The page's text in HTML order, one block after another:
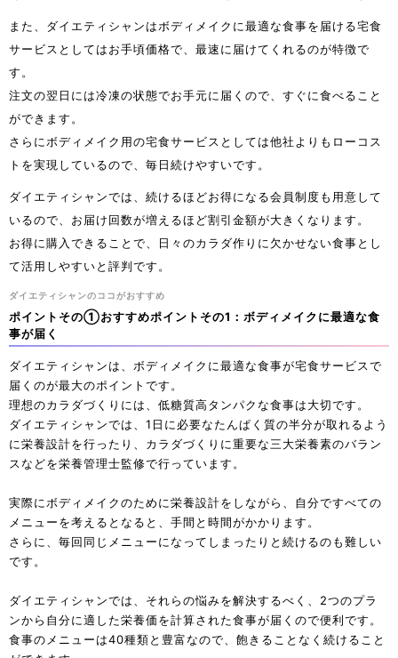
また、ダイエティシャンはボディメイクに最適な食事を届ける宅食
サービスとしてはお手頃価格で、最速に届けてくれるのが特徴で
す。
注文の翌日には冷凍の状態でお手元に届くので、すぐに食べること
ができます。
さらにボディメイク用の宅食サービスとしては他社よりもローコス
トを実現しているので、毎日続けやすいです。
ダイエティシャンでは、続けるほどお得になる会員制度も用意して
いるので、お届け回数が増えるほど割引金額が大きくなります。
お得に購入できることで、日々のカラダ作りに欠かせない食事とし
て活用しやすいと評判です。
ダイエティシャンのココがおすすめ
ポイントその①おすすめポイントその1：ボディメイクに最適な食
事が届く
ダイエティシャンは、ボディメイクに最適な食事が宅食サービスで
届くのが最大のポイントです。
理想のカラダづくりには、低糖質高タンパクな食事は大切です。
ダイエティシャンでは、1日に必要なたんぱく質の半分が取れるよう
に栄養設計を行ったり、カラダづくりに重要な三大栄養素のバラン
スなどを栄養管理士監修で行っています。
実際にボディメイクのために栄養設計をしながら、自分ですべての
メニューを考えるとなると、手間と時間がかかります。
さらに、毎回同じメニューになってしまったりと続けるのも難しい
です。
ダイエティシャンでは、それらの悩みを解決するべく、2つのプラ
ンから自分に適した栄養価を計算された食事が届くので便利です。
食事のメニューは40種類と豊富なので、飽きることなく続けること